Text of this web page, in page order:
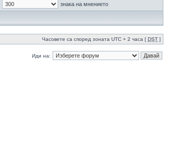
знака на мнението
Часовете са според зоната UTC + 2 часа [ DST ]
Иди на: